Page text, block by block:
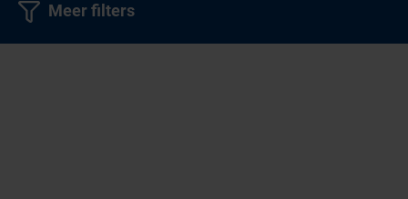
Meer filters